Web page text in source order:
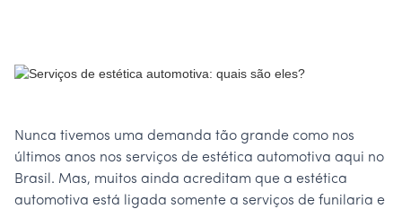
Nunca tivemos uma demanda tão grande como nos
últimos anos nos serviços de estética automotiva aqui no
Brasil. Mas, muitos ainda acreditam que a estética
automotiva está ligada somente a serviços de funilaria e